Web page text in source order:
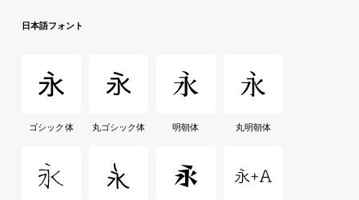
日本語フォント
ゴシック体 丸ゴシック体 明朝体 丸明朝体